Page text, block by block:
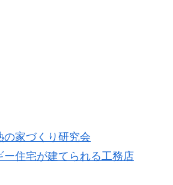
の家づくり研究会
ー住宅が建てられる工務店